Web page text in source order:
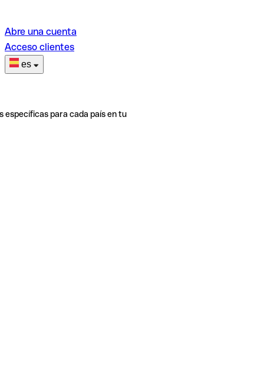
Abre una cuenta
Acceso clientes
es
específicas para cada país en tu